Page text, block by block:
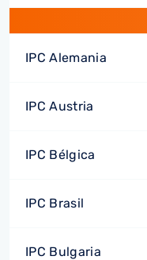
IPC Alemania
IPC Austria
IPC Bélgica
IPC Brasil
IPC Bulgaria